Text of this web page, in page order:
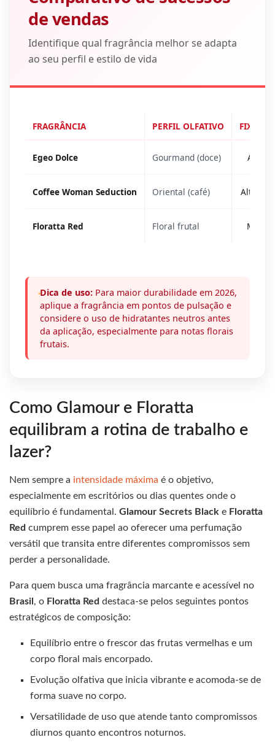
de vendas
Identifique qual fragrância melhor se adapta
ao seu perfil e estilo de vida
FRAGRÂNCIA PERFIL OLFATIVO
Egeo Dolce Gourmand (doce) Alta
Coffee Woman Seduction Oriental (café) Alta
Floratta Red Floral frutal
Dica de uso: Para maior durabilidade em 2026,
aplique a fragrância em pontos de pulsação e
considere o uso de hidratantes neutros antes
da aplicação, especialmente para notas florais
frutais.
Como Glamour e Floratta
equilibram a rotina de trabalho e
lazer?
Nem sempre a intensidade máxima é o objetivo,
especialmente em escritórios ou dias quentes onde o
equilíbrio é fundamental. Glamour Secrets Black e Floratta
Red cumprem esse papel ao oferecer uma perfumação
versátil que transita entre diferentes compromissos sem
perder a personalidade.
Para quem busca uma fragrância marcante e acessível no
Brasil , o Floratta Red destaca-se pelos seguintes pontos
estratégicos de composição:
Equilíbrio entre o frescor das frutas vermelhas e um
corpo floral mais encorpado.
Evolução olfativa que inicia vibrante e acomoda-se de
forma suave no corpo.
Versatilidade de uso que atende tanto compromissos
diurnos quanto encontros noturnos.